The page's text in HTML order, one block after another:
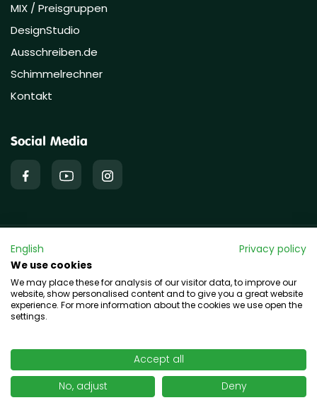
MIX / Preisgruppen
DesignStudio
Ausschreiben.de
Schimmelrechner
Kontakt
Social Media
English
Privacy policy
We use cookies
We may place these for analysis of our visitor data, to improve our
website, show personalised content and to give you a great website
experience. For more information about the cookies we use open the
settings.
Accept all
No, adjust
Deny